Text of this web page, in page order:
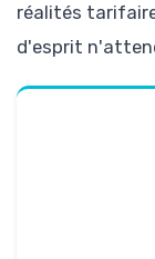
réalités
d'esprit